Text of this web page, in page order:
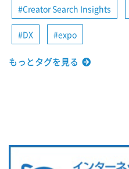
Creator Search Insights
DX expo
もっとタグを見る